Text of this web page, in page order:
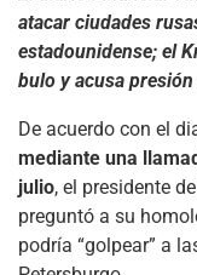
atacar ciudades
estadounidense; el
bulo y acusa
De acuerdo con el
mediante una
julio, el presidente
preguntó a su
podría “golpear” a